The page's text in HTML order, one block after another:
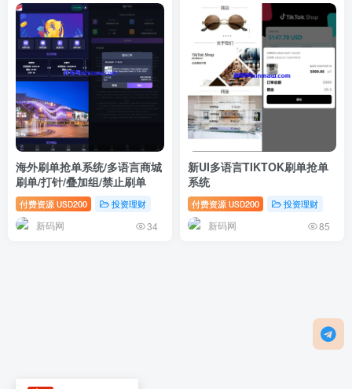
海外刷单抢单系统/多语言商城
刷单/打针/叠加组/禁止刷单
付费资源 USD200 投资理财
新码网 34
新UI多语言TIKTOK刷单抢单
系统
付费资源 USD200 投资理财
新码网 85